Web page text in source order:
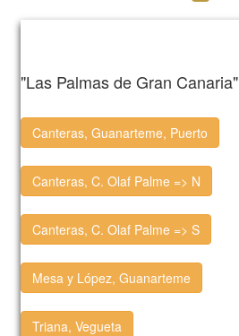
"Las Palmas de Gran Canaria"
Canteras, Guanarteme, Puerto
Canteras, C. Olaf Palme => N
Canteras, C. Olaf Palme => S
Mesa y López, Guanarteme
Triana, Vegueta